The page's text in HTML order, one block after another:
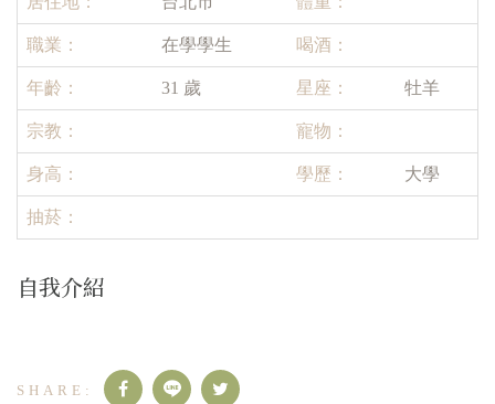
職業： 在學學生 喝酒：
年齡： 31 歲 星座： 牡羊
宗教： 寵物：
身高： 學歷： 大學
抽菸：
自我介紹